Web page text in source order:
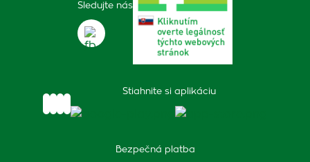
Sledujte nás
Stiahnite si aplikáciu
Bezpečná platba